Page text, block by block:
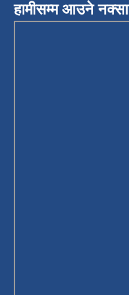
हामीसम्म आउने नक्सा